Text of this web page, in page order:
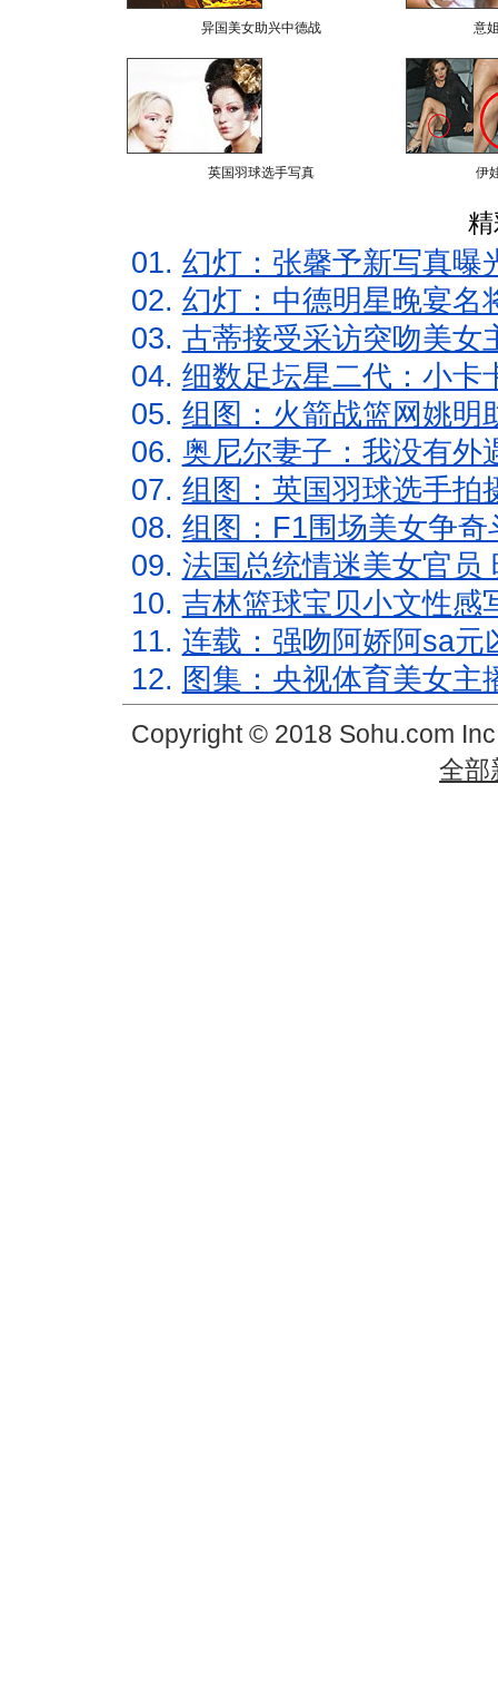
异国美女助兴中德战 意
英国羽球选手写真 伊
01. 幻灯：张馨予新写真曝
02. 幻灯：中德明星晚宴名
03. 古蒂接受采访突吻美女
04. 细数足坛星二代：小卡
05. 组图：火箭战篮网姚明
06. 奥尼尔妻子：我没有外
07. 组图：英国羽球选手拍
08. 组图：F1围场美女争
09. 法国总统情迷美女官员
10. 吉林篮球宝贝小文性感
11. 连载：强吻阿娇阿sa元
12. 图集：央视体育美女主
Copyright © 2018 Sohu.com
全部